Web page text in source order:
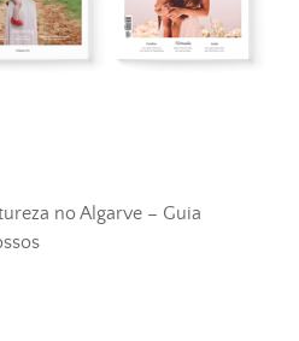
no Algarve – Guia